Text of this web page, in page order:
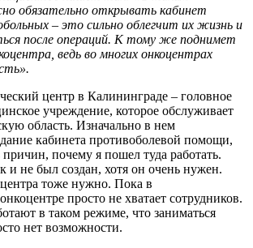
обязательно открывать кабинет
– это сильно облегчит их жизнь и
после операций. К тому же поднимет
ведь во многих онкоцентрах
центр в Калининграде – головное
учреждение, которое обслуживает
область. Изначально в нем
кабинета противоболевой помощи,
причин, почему я пошел туда работать.
и не был создан, хотя он очень нужен.
тоже нужно. Пока в
просто не хватает сотрудников.
в таком режиме, что заниматься
нет возможности.